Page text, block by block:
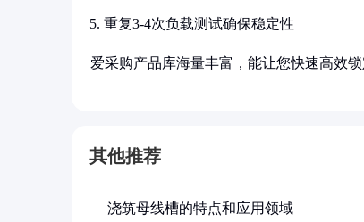
重复3-4次负载测试确保稳定性
爱采购产品库海量丰富，能让您快速高效
其他推荐
浇筑母线槽的特点和应用领域